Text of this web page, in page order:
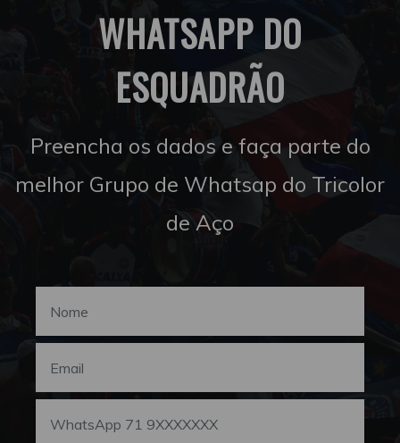
WHATSAPP DO
ESQUADRÃO
Preencha os dados e faça parte do
melhor Grupo de Whatsap do Tricolor
de Aço